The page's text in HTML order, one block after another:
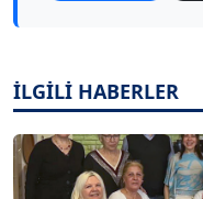
İLGİLİ HABERLER